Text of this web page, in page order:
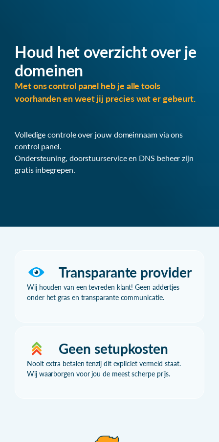
Houd het overzicht over je
domeinen
Met ons control panel heb je alle tools
voorhanden en weet jij precies wat er gebeurt.
Volledige controle over jouw domeinnaam via ons
control panel.
Ondersteuning, doorstuurservice en DNS beheer zijn
gratis inbegrepen.
Transparante provider
Wij houden van een tevreden klant! Geen addertjes
onder het gras en transparante communicatie.
Geen setupkosten
Nooit extra betalen tenzij dit expliciet vermeld staat.
Wij waarborgen voor jou de meest scherpe prijs.